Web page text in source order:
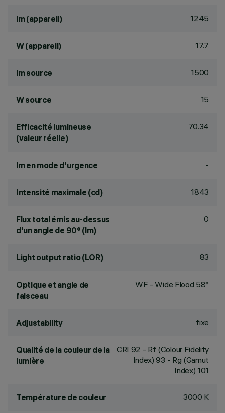
lm (appareil) 1245
W (appareil) 17.7
lm source 1500
W source 15
Efficacité lumineuse
(valeur réelle)
70.34
lm en mode d'urgence -
Intensité maximale (cd) 1843
Flux total émis au-dessus
d'un angle de 90° (lm)
0
Light output ratio (LOR) 83
Optique et angle de
faisceau
WF - Wide Flood 58°
Adjustability fixe
Qualité de la couleur de la
lumière
CRI 92 - Rf (Colour Fidelity
Index) 93 - Rg (Gamut
Index) 101
Température de couleur 3000 K